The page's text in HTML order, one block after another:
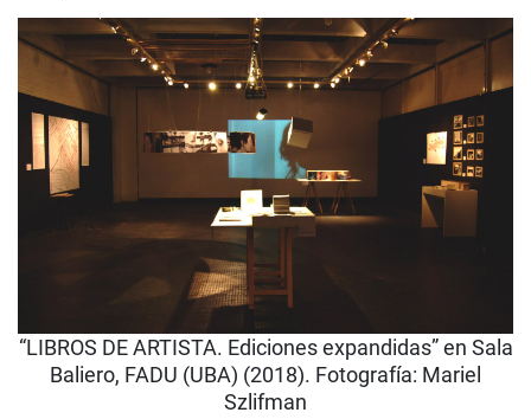
“LIBROS DE ARTISTA. Ediciones expandidas” en Sala
Baliero, FADU (UBA) (2018). Fotografía: Mariel
Szlifman